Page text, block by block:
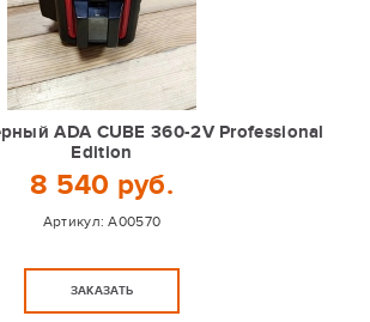
ADA CUBE 360-2V Professional
Edition
8 540 руб.
Артикул:A00570
ЗАКАЗАТЬ